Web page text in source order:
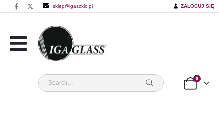
sklep@igaszklo.pl ZALOGUJ SIĘ
0